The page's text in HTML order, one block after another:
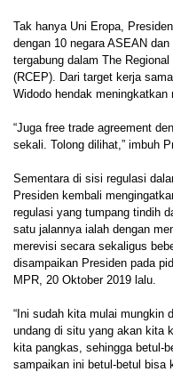
Tak hanya Uni Eropa,
dengan 10 negara ASEAN
tergabung dalam The
(RCEP). Dari target kerja
Widodo hendak meningkatkan
“Juga free trade agreement
sekali. Tolong dilihat,” imbuh
Sementara di sisi regulasi
Presiden kembali
regulasi yang tumpang tindih
satu jalannya ialah dengan
merevisi secara sekaligus
disampaikan Presiden pada
MPR, 20 Oktober 2019 lalu.
“Ini sudah kita mulai mungkin
undang di situ yang akan kita
kita pangkas, sehingga betul-
sampaikan ini betul-betul bisa